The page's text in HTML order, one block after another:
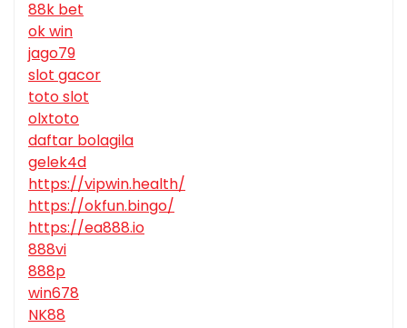
88k bet
ok win
jago79
slot gacor
toto slot
olxtoto
daftar bolagila
gelek4d
https://vipwin.health/
https://okfun.bingo/
https://ea888.io
888vi
888p
win678
NK88